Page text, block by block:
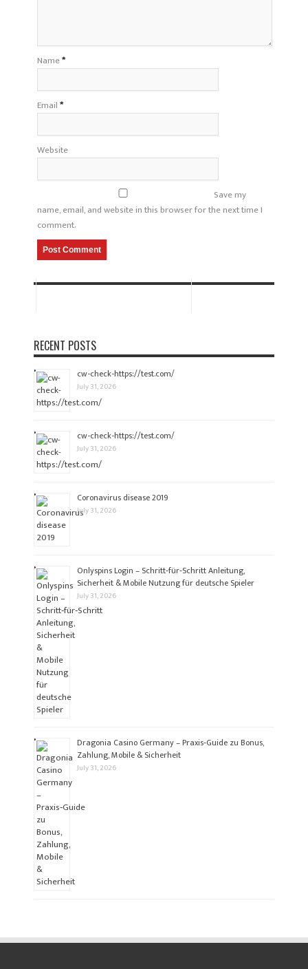
Name*
Email*
Website
Save my
name, email, and website in this browser for the next time I
comment.
RECENT POSTS
cw-check-https://test.com/
July 31, 2026
cw-check-https://test.com/
July 31, 2026
Coronavirus disease 2019
July 31, 2026
Onlyspins Login – Schritt‑für‑Schritt Anleitung,
Sicherheit & Mobile Nutzung für deutsche Spieler
July 31, 2026
Dragonia Casino Germany – Praxis‑Guide zu Bonus,
Zahlung, Mobile & Sicherheit
July 31, 2026